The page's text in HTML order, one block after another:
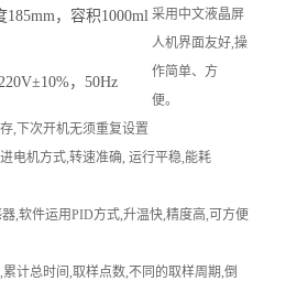
185mm，容积1000ml
±10%，50Hz
采用中文液晶屏
人机界面友好,操
作简单、方
便。
动储存,下次开机无须重复设置
电机方式,转速准确, 运行平稳,能耗
,软件运用PID方式,升温快,精度高,可方便
计总时间,取样点数,不同的取样周期,倒